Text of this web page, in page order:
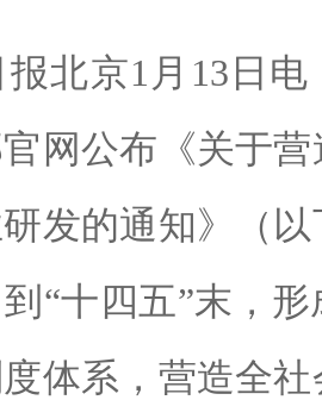
京1月13日电
网公布《关于
发的通知》（
“十四五”末，
体系，营造全